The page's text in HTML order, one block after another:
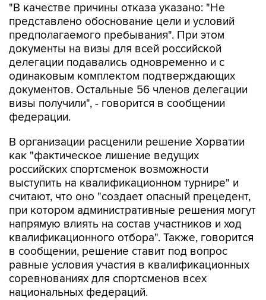
"В качестве причины отказа указано: "Не
представлено обоснование цели и условий
предполагаемого пребывания". При этом
документы на визы для всей российской
делегации подавались одновременно и с
одинаковым комплектом подтверждающих
документов. Остальные 56 членов делегации
визы получили", - говорится в сообщении
федерации.
В организации расценили решение Хорватии
как "фактическое лишение ведущих
российских спортсменок возможности
выступить на квалификационном турнире" и
считают, что оно "создает опасный прецедент,
при котором административные решения могут
напрямую влиять на состав участников и ход
квалификационного отбора". Также, говорится
в сообщении, решение ставит под вопрос
равные условия участия в квалификационных
соревнованиях для спортсменов всех
национальных федераций.